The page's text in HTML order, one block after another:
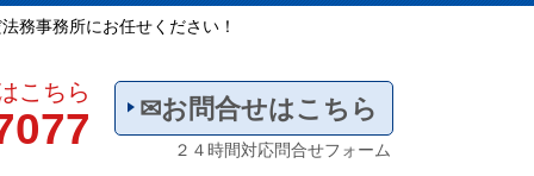
務事務所にお任せください！
こちら
✉お問合せはこちら
２４時間対応問合せフォーム